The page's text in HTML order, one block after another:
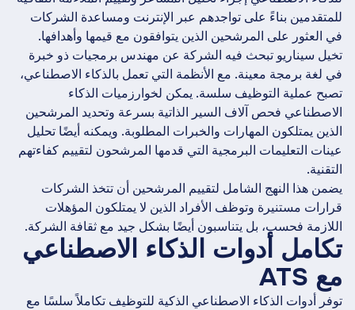
للمتقدمين بناءً على تواجدهم عبر الإنترنت ومساعدة الشركات
في العثور على المرشحين الذين يتوافقون مع قيمها وأهدافها.
تخيل سيناريو تبحث فيه الشركة عن مهندس برمجيات ذو خبرة
في لغة برمجة معينة. مع الأنظمة التي تعمل بالذكاء الاصطناعي،
تصبح عملية التوظيف سلسة. يمكن لخوارزميات الذكاء
الاصطناعي فحص آلاف السير الذاتية بسرعة وتحديد المرشحين
الذين يمتلكون المهارات والخبرات المطلوبة. ويمكنه أيضًا تحليل
عينات التعليمات البرمجية التي قدمها المرشحون لتقييم كفاءتهم
التقنية.
يضمن هذا النهج الشامل لتقييم المرشحين أن تتخذ الشركات
قرارات مستنيرة وتوظف الأفراد الذين لا يمتلكون المؤهلات
اللازمة فحسب، بل يتناسبون أيضًا بشكل جيد مع ثقافة الشركة.
تكامل أدوات الذكاء الاصطناعي
مع ATS
توفر أدوات الذكاء الاصطناعي الذكية للتوظيف تكاملاً سلسًا مع